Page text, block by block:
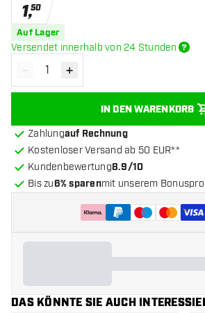
1,50
Auf Lager
Versendet innerhalb von 24 Stunden
Menge verringern
- Menge erhöhen
+
IN DEN WARENKORB
Zahlungauf Rechnung
Kostenloser Versand ab 50 EUR**
Kundenbewertung8.9/10
Bis zu6% sparenmit unserem
DAS KÖNNTE SIE AUCH